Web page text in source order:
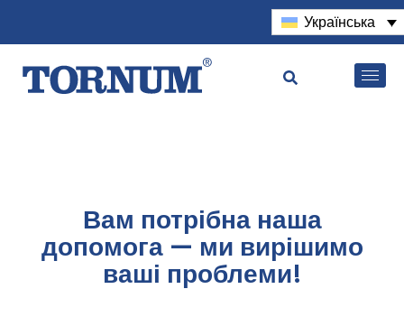
Українська
Вам потрібна наша
допомога — ми вирішимо
ваші проблеми!